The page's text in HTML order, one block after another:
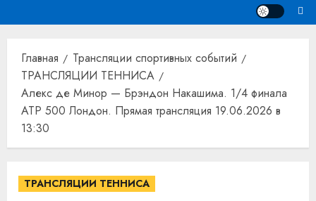
Главная
Трансляции спортивных событий
ТРАНСЛЯЦИИ ТЕННИСА
Алекс де Минор — Брэндон Накашима. 1/4 финала
ATP 500 Лондон. Прямая трансляция 19.06.2026 в
13:30
ТРАНСЛЯЦИИ ТЕННИСА